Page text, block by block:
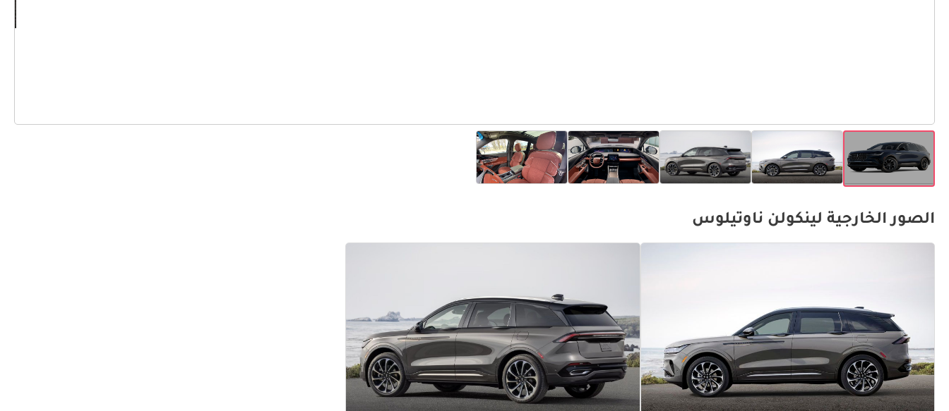
الصور الخارجية لينكولن ناوتيلوس